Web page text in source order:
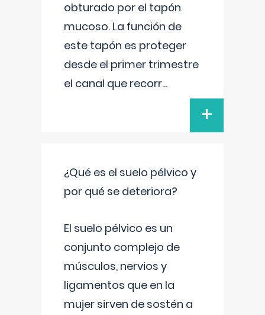
obturado por el tapón
mucoso. La función de
este tapón es proteger
desde el primer trimestre
el canal que recorr...
+
¿Qué es el suelo pélvico y
por qué se deteriora?
El suelo pélvico es un
conjunto complejo de
músculos, nervios y
ligamentos que en la
mujer sirven de sostén a